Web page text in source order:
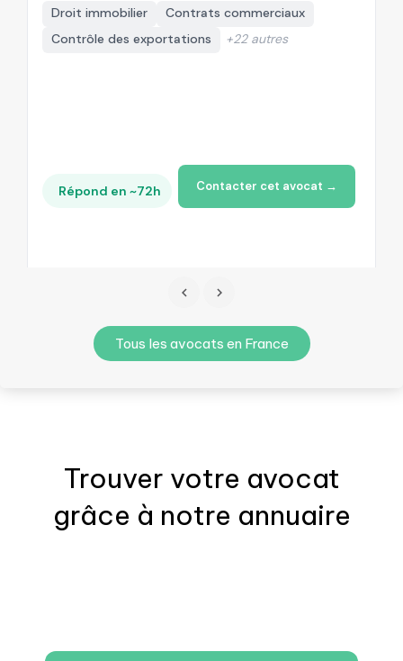
Droit immobilier
Contrats commerciaux
Contrôle des exportations
+22 autres
Répond en ~72h Contacter cet avocat →
Tous les avocats en France
Trouver votre avocat
grâce à notre annuaire